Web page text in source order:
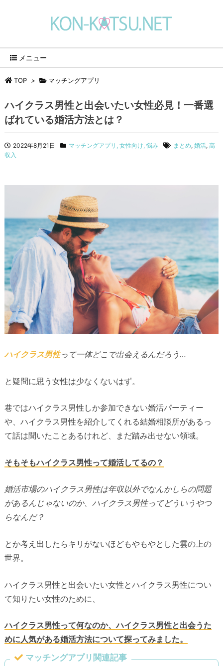
メニュー
TOP > マッチングアプリ
ハイクラス男性と出会いたい女性必見！一番選
ばれている婚活方法とは？
2022年8月21日 マッチングアプリ , 女性向け, 悩み まとめ, 婚活, 高
収入
ハイクラス男性って一体どこで出会えるんだろう…
と疑問に思う女性は少なくないはず。
巷ではハイクラス男性しか参加できない婚活パーティー
や、ハイクラス男性を紹介してくれる結婚相談所があるっ
て話は聞いたことあるけれど、まだ踏み出せない領域。
そもそもハイクラス男性って婚活してるの？
婚活市場のハイクラス男性は年収以外でなんかしらの問題
があるんじゃないのか、ハイクラス男性ってどういうやつ
らなんだ？
とか考え出したらキリがないほどもやもやとした雲の上の
世界。
ハイクラス男性と出会いたい女性とハイクラス男性につい
て知りたい女性のために、
ハイクラス男性って何なのか、ハイクラス男性と出会うた
めに人気がある婚活方法について探ってみました。
マッチングアプリ関連記事